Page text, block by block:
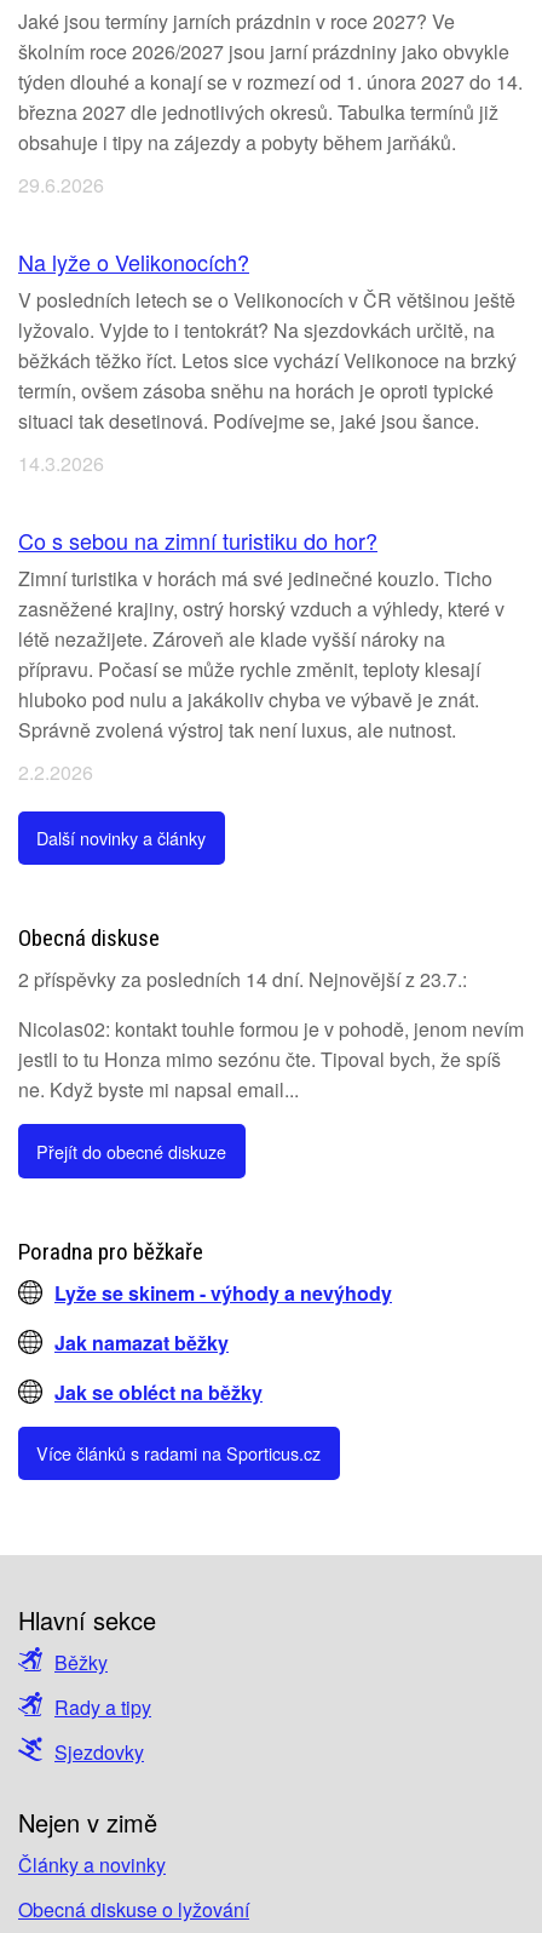
Jaké jsou termíny jarních prázdnin v roce 2027? Ve
školním roce 2026/2027 jsou jarní prázdniny jako obvykle
týden dlouhé a konají se v rozmezí od 1. února 2027 do 14.
března 2027 dle jednotlivých okresů. Tabulka termínů již
obsahuje i tipy na zájezdy a pobyty během jarňáků.
29.6.2026
Na lyže o Velikonocích?
V posledních letech se o Velikonocích v ČR většinou ještě
lyžovalo. Vyjde to i tentokrát? Na sjezdovkách určitě, na
běžkách těžko říct. Letos sice vychází Velikonoce na brzký
termín, ovšem zásoba sněhu na horách je oproti typické
situaci tak desetinová. Podívejme se, jaké jsou šance.
14.3.2026
Co s sebou na zimní turistiku do hor?
Zimní turistika v horách má své jedinečné kouzlo. Ticho
zasněžené krajiny, ostrý horský vzduch a výhledy, které v
létě nezažijete. Zároveň ale klade vyšší nároky na
přípravu. Počasí se může rychle změnit, teploty klesají
hluboko pod nulu a jakákoliv chyba ve výbavě je znát.
Správně zvolená výstroj tak není luxus, ale nutnost.
2.2.2026
Další novinky a články
Obecná diskuse
2 příspěvky za posledních 14 dní. Nejnovější z 23.7.:
Nicolas02: kontakt touhle formou je v pohodě, jenom nevím
jestli to tu Honza mimo sezónu čte. Tipoval bych, že spíš
ne. Když byste mi napsal email...
Přejít do obecné diskuze
Poradna pro běžkaře
Lyže se skinem - výhody a nevýhody
Jak namazat běžky
Jak se obléct na běžky
Více článků s radami na Sporticus.cz
Hlavní sekce
Běžky
Rady a tipy
Sjezdovky
Nejen v zimě
Články a novinky
Obecná diskuse o lyžování